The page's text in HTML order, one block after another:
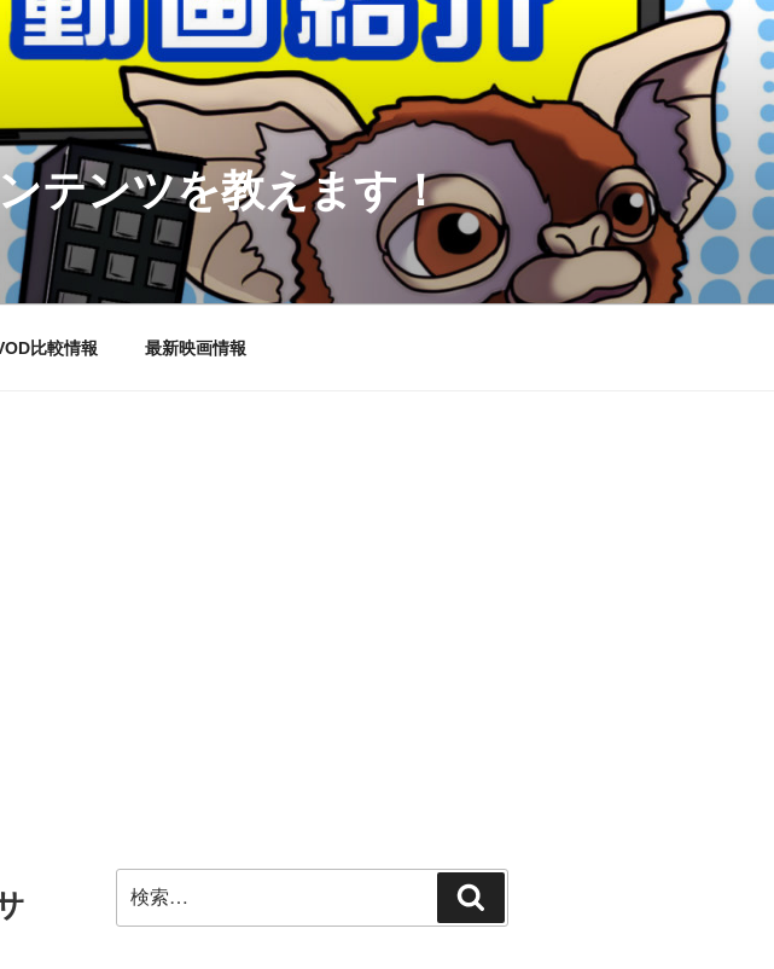
テンツを教えます！
比較情報 最新映画情報
索:
索